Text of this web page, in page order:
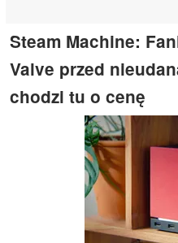
Steam Machine:
Valve przed
chodzi tu o cenę